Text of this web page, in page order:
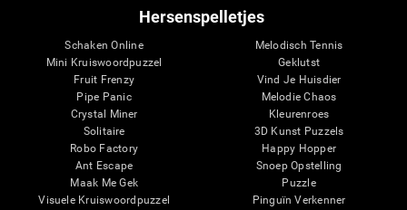
Hersenspelletjes
Schaken Online
Mini Kruiswoordpuzzel
Fruit Frenzy
Pipe Panic
Crystal Miner
Solitaire
Robo Factory
Ant Escape
Maak Me Gek
Visuele Kruiswoordpuzzel
Melodisch Tennis
Geklutst
Vind Je Huisdier
Melodie Chaos
Kleurenroes
3D Kunst Puzzels
Happy Hopper
Snoep Opstelling
Puzzle
Pinguïn Verkenner